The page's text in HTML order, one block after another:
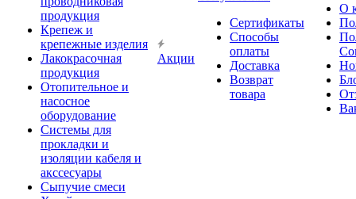
продукция
Крепеж и
крепежные изделия
Лакокрасочная
продукция
Отопительное и
насосное
оборудование
Системы для
прокладки и
изоляции кабеля и
акссесуары
Сыпучие смеси
Акции
Сертификаты
Способы
оплаты
Доставка
Возврат
товара
О